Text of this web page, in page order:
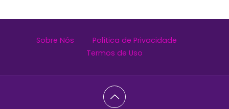
Sobre Nós
Política de Privacidade
Termos de Uso